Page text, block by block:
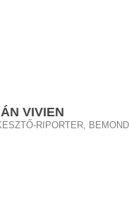
VIVIEN
RIPORTER,